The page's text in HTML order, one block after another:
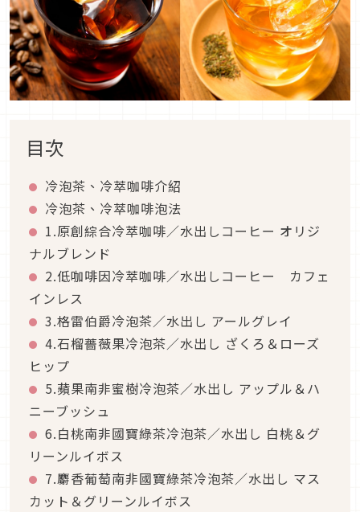
目次
冷泡茶、冷萃咖啡介紹
冷泡茶、冷萃咖啡泡法
1.原創綜合冷萃咖啡／水出しコーヒー オリジ
ナルブレンド
2.低咖啡因冷萃咖啡／水出しコーヒー カフェ
インレス
3.格雷伯爵冷泡茶／水出し アールグレイ
4.石榴薔薇果冷泡茶／水出し ざくろ＆ローズ
ヒップ
5.蘋果南非蜜樹冷泡茶／水出し アップル＆ハ
ニーブッシュ
6.白桃南非國寶綠茶冷泡茶／水出し 白桃＆グ
リーンルイボス
7.麝香葡萄南非國寶綠茶冷泡茶／水出し マス
カット＆グリーンルイボス